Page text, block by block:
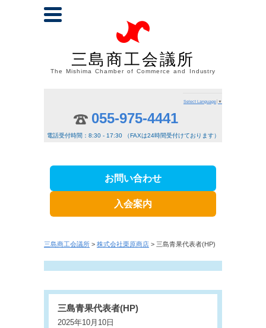
三島商工会議所
The Mishima Chamber of Commerce and Industry
Select Language ▼
055-975-4441
電話受付時間：8:30 - 17:30 （FAXは24時間受付けております）
お問い合わせ
入会案内
三島商工会議所 > 株式会社栗原商店 > 三島青果代表者(HP)
三島青果代表者(HP)
2025年10月10日